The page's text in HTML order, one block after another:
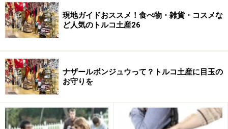
※記事内のトルコ語は、英語のアルファベット表記とな
っています。
旅先で使える！簡単トルコ語会話
トルコ語で挨拶一つするだけでお店の人の反応も違ってきま
現地ガイドおススメ！食べ物・雑貨・コスメな
ど人気のトルコ土産26
ナザールボンジュウって？トルコ土産に目玉の
お守りを